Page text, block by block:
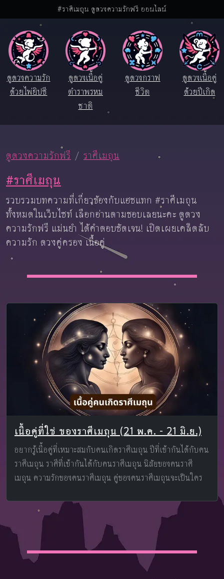
#ราศีเมถุน ดูดวงความรักฟรี ออนไลน์
ดูดวงความรัก
ด้วยไพ่ยิปซี
ดูดวงเนื้อคู่
ตำราพรหม
ชาติ
ดูดวงกราฟ
ชีวิต
ดูดวงเนื้อคู่
ด้วยปีเกิด
ดูดวงความรักฟรี ราศีเมถุน
#ราศีเมถุน
รวบรวมบทความที่เกี่ยวข้องกับแฮชแทก #ราศีเมถุน
ทั้งหมดในเว็บไซท์ เลือกอ่านตามชอบเลยนะคะ ดูดวง
ความรักฟรี แม่นยำ ได้คำตอบชัดเจน! เปิดเผยเคล็ดลับ
ความรัก ดวงคู่ครอง เนื้อคู่
เนื้อคู่ที่ใช่ ของราศีเมถุน (21 พ.ค. - 21 มิ.ย.)
อยากรู้เนื้อคู่ที่เหมาะสมกับคนเกิดราศีเมถุน ปีที่เข้ากันได้กับคน
ราศีเมถุน ราศีที่เข้ากันได้กับคนราศีเมถุน นิสัยของคนราศี
เมถุน ความรักของคนราศีเมถุน คู่ของคนราศีเมถุนจะเป็นใคร